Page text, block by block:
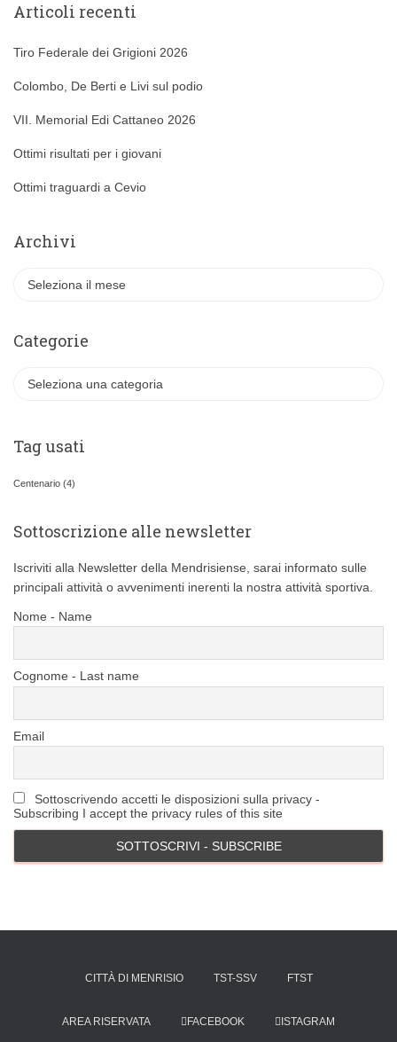
Articoli recenti
Tiro Federale dei Grigioni 2026
Colombo, De Berti e Livi sul podio
VII. Memorial Edi Cattaneo 2026
Ottimi risultati per i giovani
Ottimi traguardi a Cevio
Archivi
h
Categorie
g
e
Tag usati
Centenario (4)
Sottoscrizione alle newsletter
Iscriviti alla Newsletter della Mendrisiense, sarai informato sulle
principali attività o avvenimenti inerenti la nostra attività sportiva.
Nome - Name
Cognome - Last name
Email
Sottoscrivendo accetti le disposizioni sulla privacy -
Subscribing I accept the privacy rules of this site
CITTÀ DI MENRISIO TST-SSV FTST
AREA RISERVATA FACEBOOK ISTAGRAM